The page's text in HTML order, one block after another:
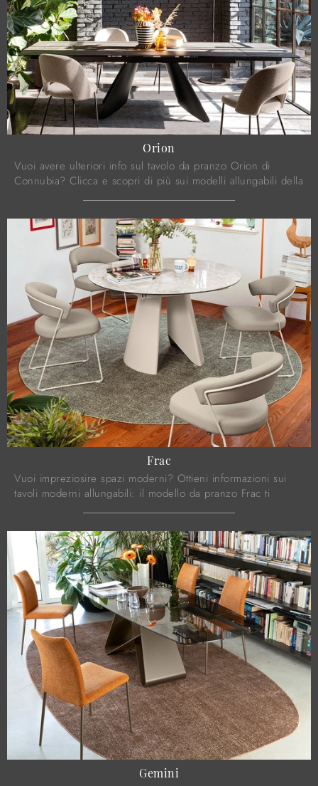
Orion
Vuoi avere ulteriori info sul tavolo da pranzo Orion di
Connubia? Clicca e scopri di più sui modelli allungabili della
Frac
Vuoi impreziosire spazi moderni? Ottieni informazioni sui
tavoli moderni allungabili: il modello da pranzo Frac ti
Gemini